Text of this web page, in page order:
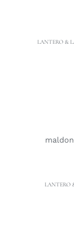
LANTERO &
LANTERO